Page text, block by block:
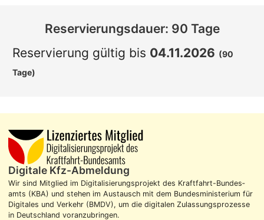
Reservierungsdauer: 90 Tage
Reservierung gültig bis 04.11.2026 (90
Tage)
Digitale Kfz-Abmeldung
Wir sind Mitglied im Digitalisierungs­projekt des Kraft­fahrt-Bundes­
amts (KBA) und stehen im Aus­tausch mit dem Bundes­ministerium für
Digitales und Verkehr (BMDV), um die digitalen Zulassungs­prozesse
in Deutschland voran­zubringen.